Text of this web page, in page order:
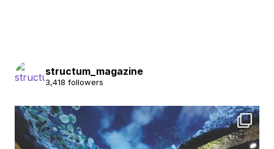
structum_magazine
3,418 followers